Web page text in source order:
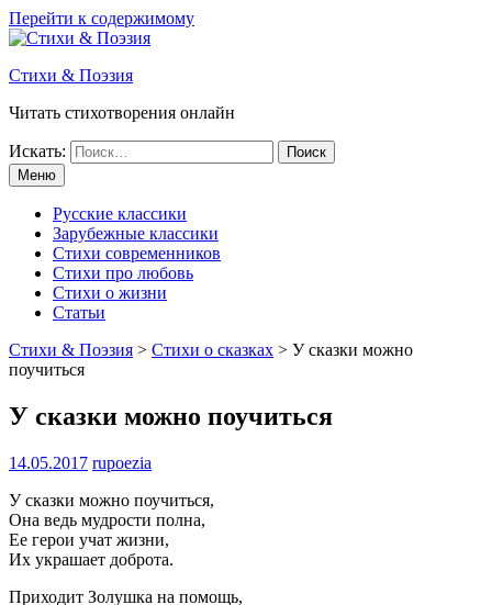
Перейти к содержимому
Стихи & Поэзия
Читать стихотворения онлайн
Искать:
Меню
Русские классики
Зарубежные классики
Стихи современников
Стихи про любовь
Стихи о жизни
Статьи
Стихи & Поэзия > Стихи о сказках > У сказки можно
поучиться
У сказки можно поучиться
14.05.2017 rupoezia
У сказки можно поучиться,
Она ведь мудрости полна,
Ее герои учат жизни,
Их украшает доброта.
Приходит Золушка на помощь,